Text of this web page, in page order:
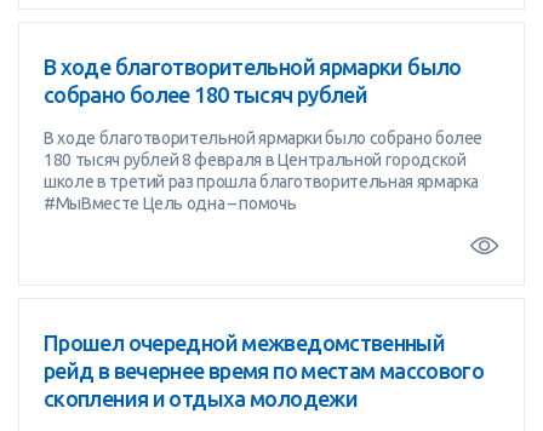
В ходе благотворительной ярмарки было
собрано более 180 тысяч рублей
В ходе благотворительной ярмарки было собрано более
180 тысяч рублей 8 февраля в Центральной городской
школе в третий раз прошла благотворительная ярмарка
#МыВместе Цель одна – помочь
Прошел очередной межведомственный
рейд в вечернее время по местам массового
скопления и отдыха молодежи